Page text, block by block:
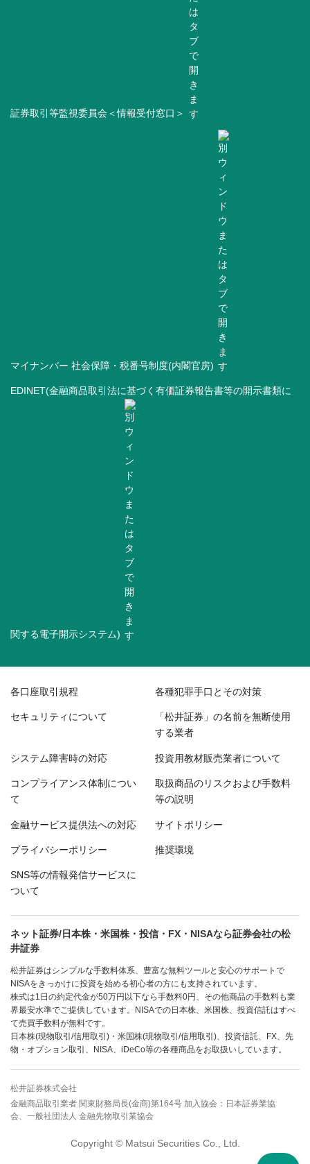
証券取引等監視委員会＜情報受付窓口＞
マイナンバー 社会保障・税番号制度(内閣官房)
EDINET(金融商品取引法に基づく有価証券報告書等の開示書類に
関する電子開示システム)
各口座取引規程 各種犯罪手口とその対策
セキュリティについて 「松井証券」の名前を無断使用
する業者
システム障害時の対応 投資用教材販売業者について
コンプライアンス体制につい
て
取扱商品のリスクおよび手数料
等の説明
金融サービス提供法への対応 サイトポリシー
プライバシーポリシー 推奨環境
SNS等の情報発信サービスに
ついて
ネット証券/日本株・米国株・投信・FX・NISAなら証券会社の松
井証券
松井証券はシンプルな手数料体系、豊富な無料ツールと安心のサポートで
NISAをきっかけに投資を始める初心者の方にも支持されています。
株式は1日の約定代金が50万円以下なら手数料0円、その他商品の手数料も業
界最安水準でご提供しています。NISAでの日本株、米国株、投資信託はすべ
て売買手数料が無料です。
日本株(現物取引/信用取引)・米国株(現物取引/信用取引)、投資信託、FX、先
物・オプション取引、NISA、iDeCo等の各種商品をお取扱いしています。
松井証券株式会社
金融商品取引業者 関東財務局長(金商)第164号 加入協会：日本証券業協
会、一般社団法人 金融先物取引業協会
Copyright © Matsui Securities Co., Ltd.